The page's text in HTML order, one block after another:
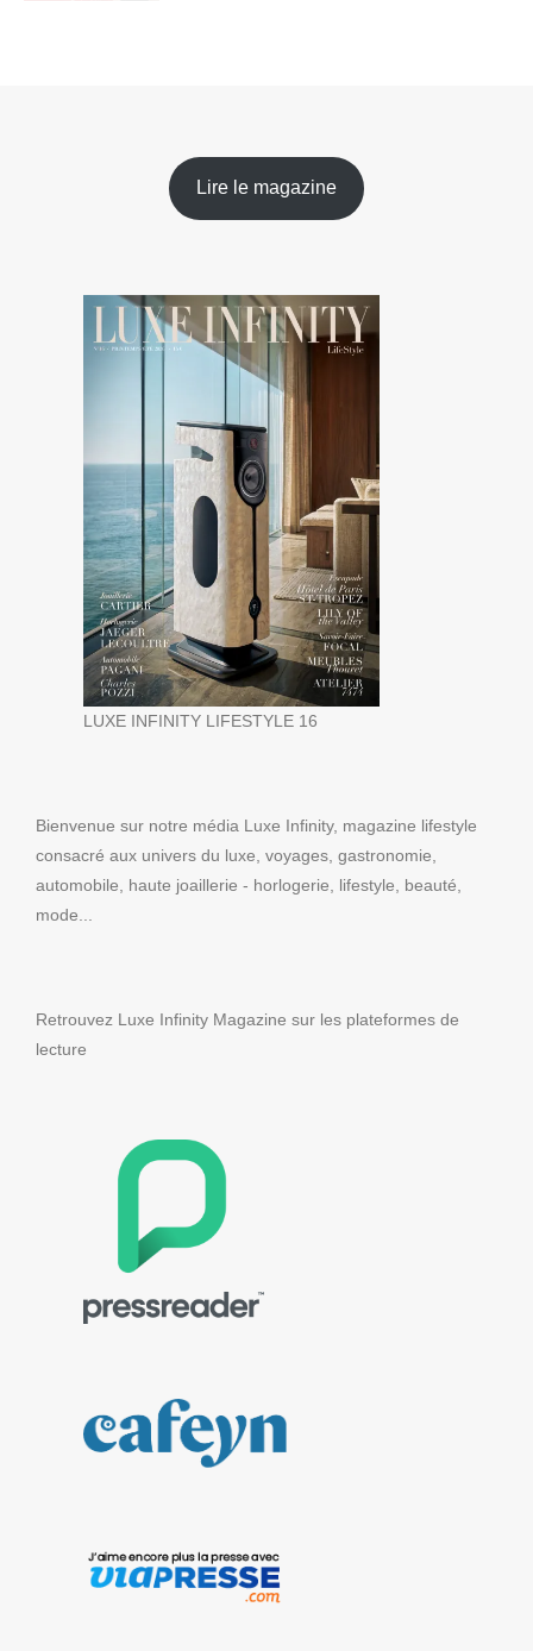
Lire le magazine
LUXE INFINITY LIFESTYLE 16
Bienvenue sur notre média Luxe Infinity, magazine lifestyle
consacré aux univers du luxe, voyages, gastronomie,
automobile, haute joaillerie - horlogerie, lifestyle, beauté,
mode...
Retrouvez Luxe Infinity Magazine sur les plateformes de
lecture